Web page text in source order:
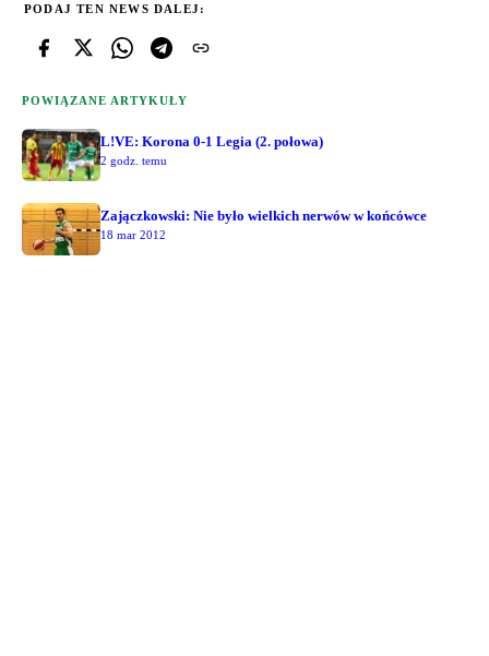
PODAJ TEN NEWS DALEJ:
POWIĄZANE ARTYKUŁY
L!VE: Korona 0-1 Legia (2. połowa)
2 godz. temu
Zajączkowski: Nie było wielkich nerwów w końcówce
18 mar 2012